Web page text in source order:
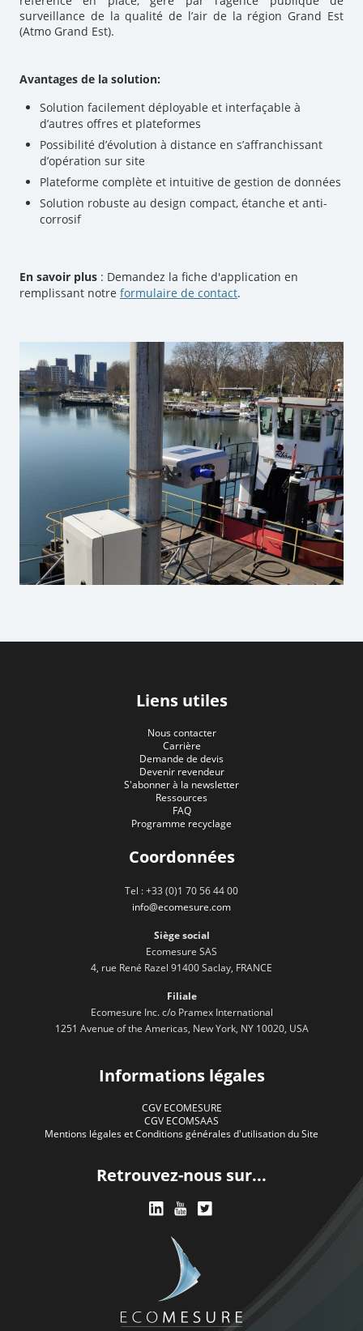
surveillance de la qualité de l’air de la région Grand Est
(Atmo Grand Est).
Avantages de la solution:
Solution facilement déployable et interfaçable à
d’autres offres et plateformes
Possibilité d’évolution à distance en s’affranchissant
d’opération sur site
Plateforme complète et intuitive de gestion de données
Solution robuste au design compact, étanche et anti-
corrosif
En savoir plus : Demandez la fiche d'application en
remplissant notre formulaire de contact.
Liens utiles
Nous contacter
Carrière
Demande de devis
Devenir revendeur
S'abonner à la newsletter
Ressources
FAQ
Programme recyclage
Coordonnées
Tel : +33 (0)1 70 56 44 00
info@ecomesure.com
Siège social
Ecomesure SAS
4, rue René Razel 91400 Saclay, FRANCE
Filiale
Ecomesure Inc. c/o Pramex International
1251 Avenue of the Americas, New York, NY 10020, USA
Informations légales
CGV ECOMESURE
CGV ECOMSAAS
Mentions légales et Conditions générales d'utilisation du Site
Retrouvez-nous sur...